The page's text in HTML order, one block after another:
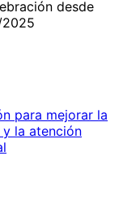
desde
para mejorar la
la atención